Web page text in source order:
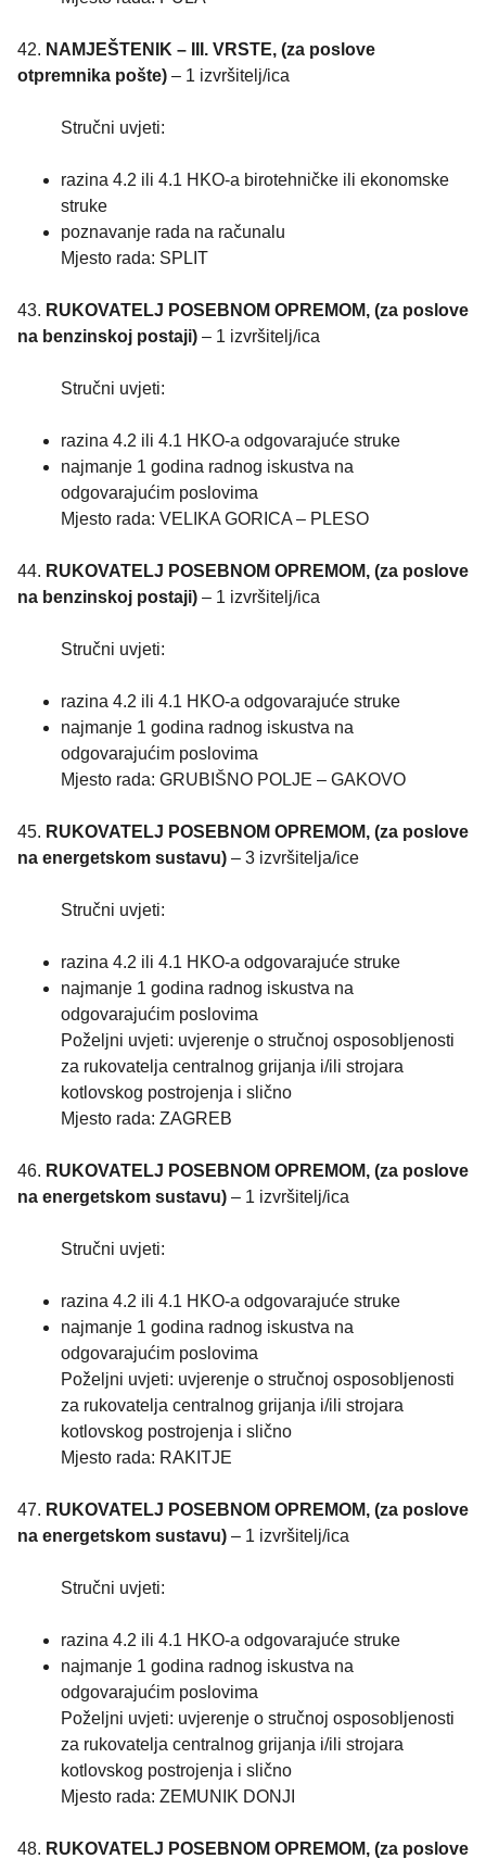
42. NAMJEŠTENIK – III. VRSTE, (za poslove
otpremnika pošte) – 1 izvršitelj/ica
Stručni uvjeti:
razina 4.2 ili 4.1 HKO-a birotehničke ili ekonomske
struke
poznavanje rada na računalu
Mjesto rada: SPLIT
43. RUKOVATELJ POSEBNOM OPREMOM, (za poslove
na benzinskoj postaji) – 1 izvršitelj/ica
Stručni uvjeti:
razina 4.2 ili 4.1 HKO-a odgovarajuće struke
najmanje 1 godina radnog iskustva na
odgovarajućim poslovima
Mjesto rada: VELIKA GORICA – PLESO
44. RUKOVATELJ POSEBNOM OPREMOM, (za poslove
na benzinskoj postaji) – 1 izvršitelj/ica
Stručni uvjeti:
razina 4.2 ili 4.1 HKO-a odgovarajuće struke
najmanje 1 godina radnog iskustva na
odgovarajućim poslovima
Mjesto rada: GRUBIŠNO POLJE – GAKOVO
45. RUKOVATELJ POSEBNOM OPREMOM, (za poslove
na energetskom sustavu) – 3 izvršitelja/ice
Stručni uvjeti:
razina 4.2 ili 4.1 HKO-a odgovarajuće struke
najmanje 1 godina radnog iskustva na
odgovarajućim poslovima
Poželjni uvjeti: uvjerenje o stručnoj osposobljenosti
za rukovatelja centralnog grijanja i/ili strojara
kotlovskog postrojenja i slično
Mjesto rada: ZAGREB
46. RUKOVATELJ POSEBNOM OPREMOM, (za poslove
na energetskom sustavu) – 1 izvršitelj/ica
Stručni uvjeti:
razina 4.2 ili 4.1 HKO-a odgovarajuće struke
najmanje 1 godina radnog iskustva na
odgovarajućim poslovima
Poželjni uvjeti: uvjerenje o stručnoj osposobljenosti
za rukovatelja centralnog grijanja i/ili strojara
kotlovskog postrojenja i slično
Mjesto rada: RAKITJE
47. RUKOVATELJ POSEBNOM OPREMOM, (za poslove
na energetskom sustavu) – 1 izvršitelj/ica
Stručni uvjeti:
razina 4.2 ili 4.1 HKO-a odgovarajuće struke
najmanje 1 godina radnog iskustva na
odgovarajućim poslovima
Poželjni uvjeti: uvjerenje o stručnoj osposobljenosti
za rukovatelja centralnog grijanja i/ili strojara
kotlovskog postrojenja i slično
Mjesto rada: ZEMUNIK DONJI
48. RUKOVATELJ POSEBNOM OPREMOM, (za poslove